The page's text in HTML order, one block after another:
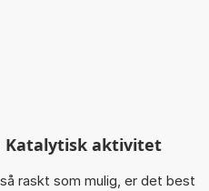
Katalytisk aktivitet
raskt som mulig, er det best